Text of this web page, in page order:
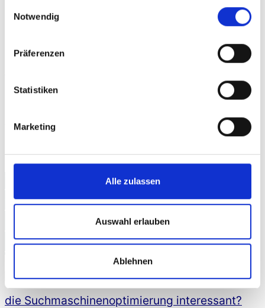
Notwendig
Präferenzen
Statistiken
Marketing
Alle zulassen
Auswahl erlauben
Ablehnen
sind und keinen Gegenlink
Gegenlink bedeutet Linktausch. Hierüber habe
ich im Artikel „
Was ist Linktausch und lohnt es
Suchmaschine unter schwierigen Suchbegriffen
Webkataloge nicht! Da gibt es bessere
Was ist ein Webkatalog und
warum ist er für die
Suchmaschinenoptimierung
interessant?